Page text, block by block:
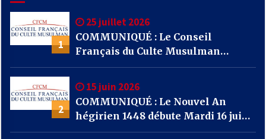
1
25 juillet 2026
COMMUNIQUÉ : Le Conseil
Français du Culte Musulman
(CFCM) appelle l’ensemble des
par la prière et la solidarité face
aux incendies qui frappent notre
pays.
2
15 juin 2026
COMMUNIQUÉ : Le Nouvel An
hégirien 1448 débute Mardi 16 juin
2026